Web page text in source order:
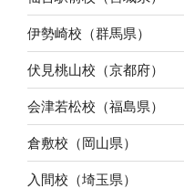
伊勢崎校（群馬県）
伏見桃山校（京都府）
会津若松校（福島県）
倉敷校（岡山県）
入間校（埼玉県）